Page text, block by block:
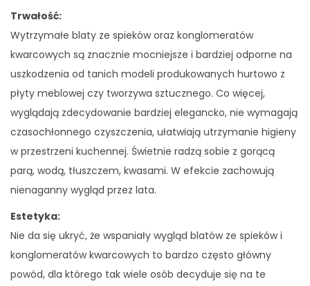
Trwałość:
Wytrzymałe blaty ze spieków oraz konglomeratów
kwarcowych są znacznie mocniejsze i bardziej odporne na
uszkodzenia od tanich modeli produkowanych hurtowo z
płyty meblowej czy tworzywa sztucznego. Co więcej,
wyglądają zdecydowanie bardziej elegancko, nie wymagają
czasochłonnego czyszczenia, ułatwiają utrzymanie higieny
w przestrzeni kuchennej. Świetnie radzą sobie z gorącą
parą, wodą, tłuszczem, kwasami. W efekcie zachowują
nienaganny wygląd przez lata.
Estetyka:
Nie da się ukryć, że wspaniały wygląd blatów ze spieków i
konglomeratów kwarcowych to bardzo często główny
powód, dla którego tak wiele osób decyduje się na te